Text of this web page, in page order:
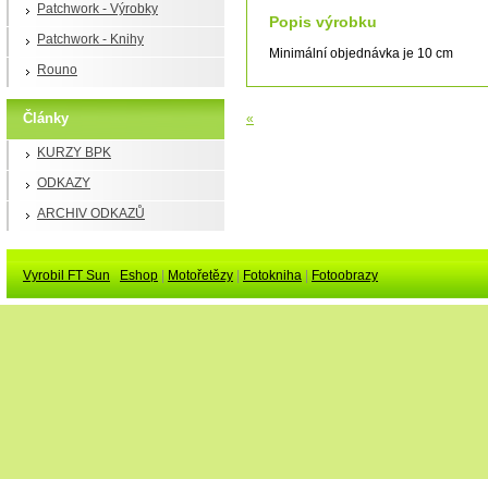
Patchwork - Výrobky
Patchwork - Knihy
Rouno
Články
KURZY BPK
ODKAZY
ARCHIV ODKAZŮ
Popis výrobku
Minimální objednávka je 10 cm
«
Vyrobil FT Sun Eshop Motořetězy Fotokniha Fotoobrazy